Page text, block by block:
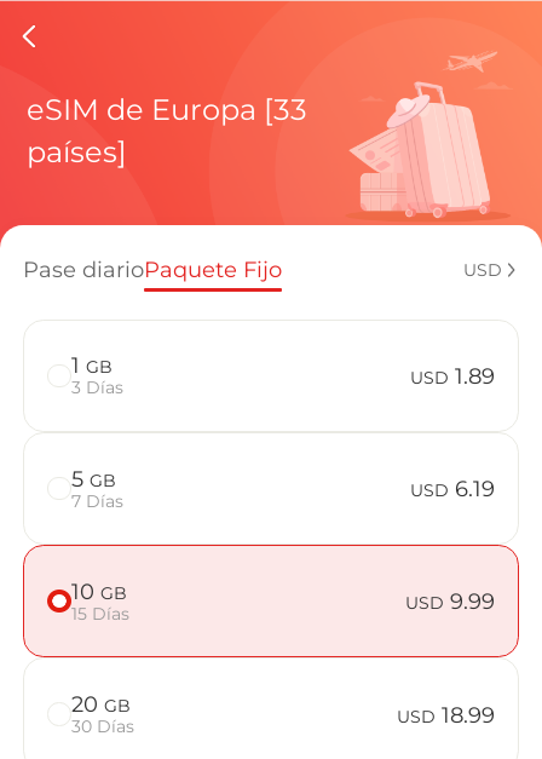
eSIMs
Planes
¿Cómo
Ventajas
Preguntas
Elija su
eSIM de Europa [33
países]
Pase diarioPaquete Fijo USD
1 GB
3 Días
USD 1.89
5 GB
7 Días
USD 6.19
10 GB
15 Días
USD 9.99
20 GB
30 Días
USD 18.99